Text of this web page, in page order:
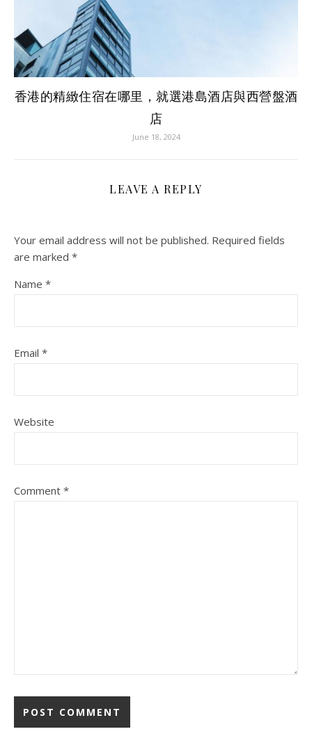
香港的精緻住宿在哪里，就選港島酒店與西營盤酒
店
June 18, 2024
LEAVE A REPLY
Your email address will not be published. Required fields
are marked *
Name *
Email *
Website
Comment *